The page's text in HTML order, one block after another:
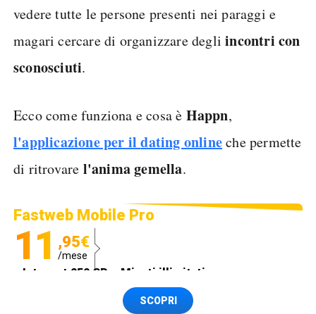
vedere tutte le persone presenti nei paraggi e
magari cercare di organizzare degliincontri con
sconosciuti.
Ecco come funziona e cosa è Happn,
l'applicazione per ildating onlineche permette
di ritrovare l'anima gemella.
Fastweb Mobile Pro
11 ,95€
/mese
Internet 250 GB e Minuti illimitati
Spedizione SIM GRATISSCOPRI